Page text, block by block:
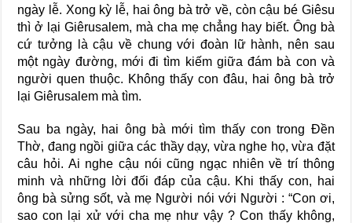
ngày lễ. Xong kỳ lễ, hai ông bà trở về, còn cậu bé Giêsu
thì ở lại Giêrusalem, mà cha mẹ chẳng hay biết. Ông bà
cứ tưởng là cậu về chung với đoàn lữ hành, nên sau
một ngày đường, mới đi tìm kiếm giữa đám bà con và
người quen thuộc. Không thấy con đâu, hai ông bà trở
lại Giêrusalem mà tìm.
Sau ba ngày, hai ông bà mới tìm thấy con trong Đền
Thờ, đang ngồi giữa các thầy dạy, vừa nghe họ, vừa đặt
câu hỏi. Ai nghe cậu nói cũng ngạc nhiên về trí thông
minh và những lời đối đáp của cậu. Khi thấy con, hai
ông bà sửng sốt, và mẹ Người nói với Người : “Con ơi,
sao con lại xử với cha mẹ như vậy ? Con thấy không,